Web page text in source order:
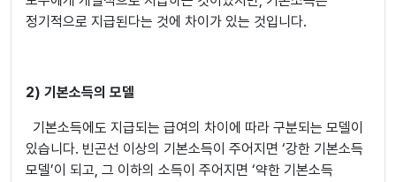
정기적으로 지급된다는 것에 차이가 있는 것입니다.
2) 기본소득의 모델
기본소득에도 지급되는 급여의 차이에 따라 구분되는 모델이
있습니다. 빈곤선 이상의 기본소득이 주어지면 ‘강한 기본소득
모델’이 되고, 그 이하의 소득이 주어지면 ‘약한 기본소득